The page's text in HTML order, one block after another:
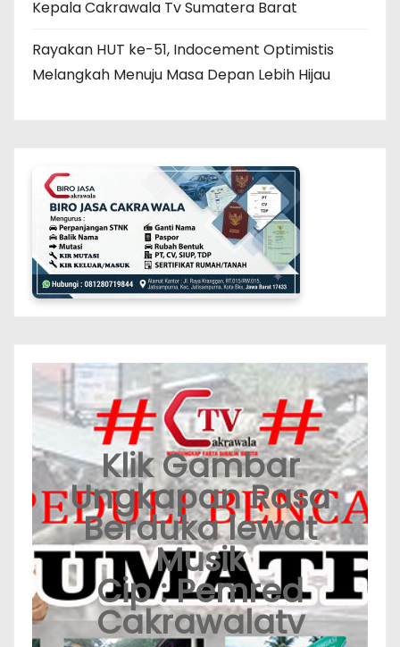
Kepala Cakrawala Tv Sumatera Barat
Rayakan HUT ke-51, Indocement Optimistis
Melangkah Menuju Masa Depan Lebih Hijau
Klik Gambar
Ungkapan Rasa
Berduka lewat
Musik
Cip : Pemred
Cakrawalatv